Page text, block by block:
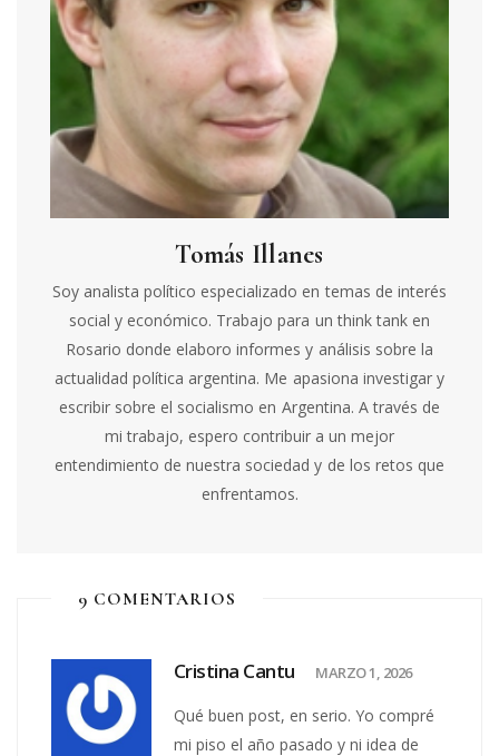
Tomás Illanes
Soy analista político especializado en temas de interés
social y económico. Trabajo para un think tank en
Rosario donde elaboro informes y análisis sobre la
actualidad política argentina. Me apasiona investigar y
escribir sobre el socialismo en Argentina. A través de
mi trabajo, espero contribuir a un mejor
entendimiento de nuestra sociedad y de los retos que
enfrentamos.
9 COMENTARIOS
Cristina Cantu MARZO 1, 2026
Qué buen post, en serio. Yo compré
mi piso el año pasado y ni idea de